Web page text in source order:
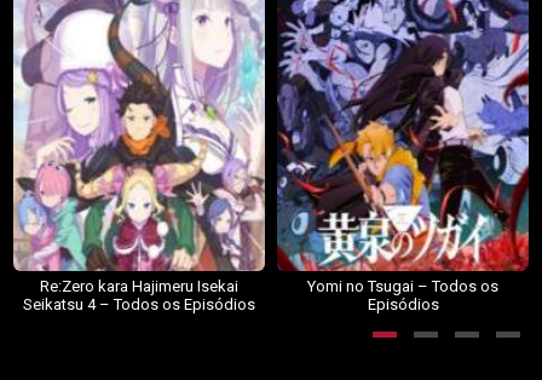
Re:Zero kara Hajimeru Isekai
Seikatsu 4 – Todos os Episódios
Yomi no Tsugai – Todos os
Episódios